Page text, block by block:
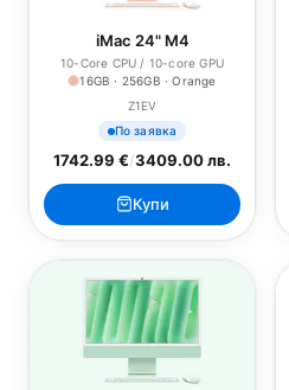
iMac 24" M4
10-Core CPU / 10-core GPU
16GB · 256GB · Orange
Z1EV
По заявка
1742.99 €/3409.00 лв.
Купи